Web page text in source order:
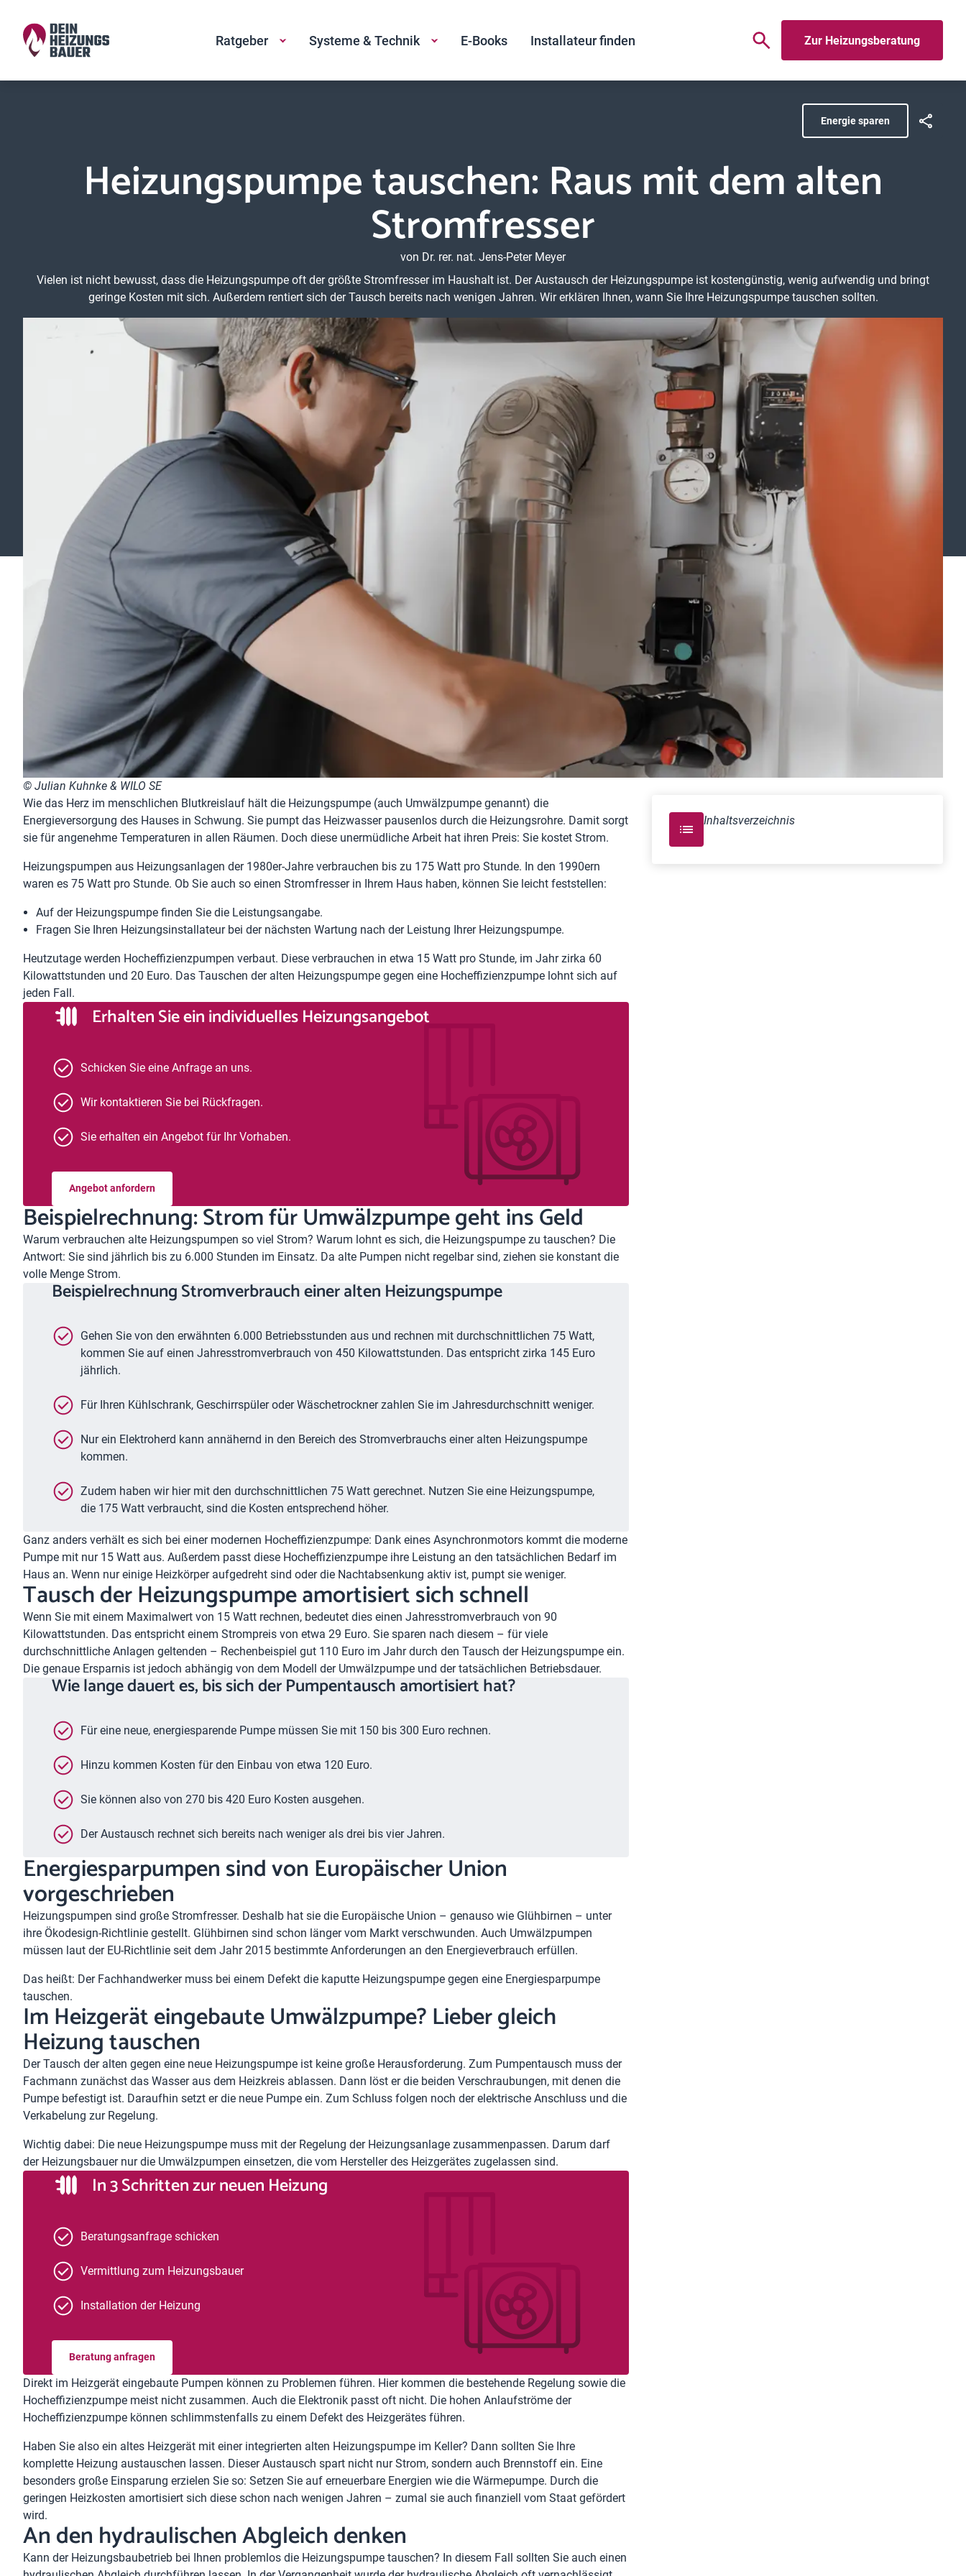
Ratgeber Systeme & Technik E-Books Installateur finden Zur Heizungsberatung
Energie sparen
Heizungspumpe tauschen: Raus mit dem alten
Stromfresser
von Dr. rer. nat. Jens-Peter Meyer
Vielen ist nicht bewusst, dass die Heizungspumpe oft der größte Stromfresser im Haushalt ist. Der Austausch der Heizungspumpe ist kostengünstig, wenig aufwendig und bringt
geringe Kosten mit sich. Außerdem rentiert sich der Tausch bereits nach wenigen Jahren. Wir erklären Ihnen, wann Sie Ihre Heizungspumpe tauschen sollten.
© Julian Kuhnke & WILO SE
Inhaltsverzeichnis
Wie das Herz im menschlichen Blutkreislauf hält die Heizungspumpe (auch Umwälzpumpe genannt) die
Energieversorgung des Hauses in Schwung. Sie pumpt das Heizwasser pausenlos durch die Heizungsrohre. Damit sorgt
sie für angenehme Temperaturen in allen Räumen. Doch diese unermüdliche Arbeit hat ihren Preis: Sie kostet Strom.
Heizungspumpen aus Heizungsanlagen der 1980er-Jahre verbrauchen bis zu 175 Watt pro Stunde. In den 1990ern
waren es 75 Watt pro Stunde. Ob Sie auch so einen Stromfresser in Ihrem Haus haben, können Sie leicht feststellen:
Auf der Heizungspumpe finden Sie die Leistungsangabe.
Fragen Sie Ihren Heizungsinstallateur bei der nächsten Wartung nach der Leistung Ihrer Heizungspumpe.
Heutzutage werden Hocheffizienzpumpen verbaut. Diese verbrauchen in etwa 15 Watt pro Stunde, im Jahr zirka 60
Kilowattstunden und 20 Euro. Das Tauschen der alten Heizungspumpe gegen eine Hocheffizienzpumpe lohnt sich auf
jeden Fall.
Erhalten Sie ein individuelles Heizungsangebot
Schicken Sie eine Anfrage an uns.
Wir kontaktieren Sie bei Rückfragen.
Sie erhalten ein Angebot für Ihr Vorhaben.
Angebot anfordern
Beispielrechnung: Strom für Umwälzpumpe geht ins Geld
Warum verbrauchen alte Heizungspumpen so viel Strom? Warum lohnt es sich, die Heizungspumpe zu tauschen? Die
Antwort: Sie sind jährlich bis zu 6.000 Stunden im Einsatz. Da alte Pumpen nicht regelbar sind, ziehen sie konstant die
volle Menge Strom.
Beispielrechnung Stromverbrauch einer alten Heizungspumpe
Gehen Sie von den erwähnten 6.000 Betriebsstunden aus und rechnen mit durchschnittlichen 75 Watt,
kommen Sie auf einen Jahresstromverbrauch von 450 Kilowattstunden. Das entspricht zirka 145 Euro
jährlich.
Für Ihren Kühlschrank, Geschirrspüler oder Wäschetrockner zahlen Sie im Jahresdurchschnitt weniger.
Nur ein Elektroherd kann annähernd in den Bereich des Stromverbrauchs einer alten Heizungspumpe
kommen.
Zudem haben wir hier mit den durchschnittlichen 75 Watt gerechnet. Nutzen Sie eine Heizungspumpe,
die 175 Watt verbraucht, sind die Kosten entsprechend höher.
Ganz anders verhält es sich bei einer modernen Hocheffizienzpumpe: Dank eines Asynchronmotors kommt die moderne
Pumpe mit nur 15 Watt aus. Außerdem passt diese Hocheffizienzpumpe ihre Leistung an den tatsächlichen Bedarf im
Haus an. Wenn nur einige Heizkörper aufgedreht sind oder die Nachtabsenkung aktiv ist, pumpt sie weniger.
Tausch der Heizungspumpe amortisiert sich schnell
Wenn Sie mit einem Maximalwert von 15 Watt rechnen, bedeutet dies einen Jahresstromverbrauch von 90
Kilowattstunden. Das entspricht einem Strompreis von etwa 29 Euro. Sie sparen nach diesem – für viele
durchschnittliche Anlagen geltenden – Rechenbeispiel gut 110 Euro im Jahr durch den Tausch der Heizungspumpe ein.
Die genaue Ersparnis ist jedoch abhängig von dem Modell der Umwälzpumpe und der tatsächlichen Betriebsdauer.
Wie lange dauert es, bis sich der Pumpentausch amortisiert hat?
Für eine neue, energiesparende Pumpe müssen Sie mit 150 bis 300 Euro rechnen.
Hinzu kommen Kosten für den Einbau von etwa 120 Euro.
Sie können also von 270 bis 420 Euro Kosten ausgehen.
Der Austausch rechnet sich bereits nach weniger als drei bis vier Jahren.
Energiesparpumpen sind von Europäischer Union
vorgeschrieben
Heizungspumpen sind große Stromfresser. Deshalb hat sie die Europäische Union – genauso wie Glühbirnen – unter
ihre Ökodesign-Richtlinie gestellt. Glühbirnen sind schon länger vom Markt verschwunden. Auch Umwälzpumpen
müssen laut der EU-Richtlinie seit dem Jahr 2015 bestimmte Anforderungen an den Energieverbrauch erfüllen.
Das heißt: Der Fachhandwerker muss bei einem Defekt die kaputte Heizungspumpe gegen eine Energiesparpumpe
tauschen.
Im Heizgerät eingebaute Umwälzpumpe? Lieber gleich
Heizung tauschen
Der Tausch der alten gegen eine neue Heizungspumpe ist keine große Herausforderung. Zum Pumpentausch muss der
Fachmann zunächst das Wasser aus dem Heizkreis ablassen. Dann löst er die beiden Verschraubungen, mit denen die
Pumpe befestigt ist. Daraufhin setzt er die neue Pumpe ein. Zum Schluss folgen noch der elektrische Anschluss und die
Verkabelung zur Regelung.
Wichtig dabei: Die neue Heizungspumpe muss mit der Regelung der Heizungsanlage zusammenpassen. Darum darf
der Heizungsbauer nur die Umwälzpumpen einsetzen, die vom Hersteller des Heizgerätes zugelassen sind.
In 3 Schritten zur neuen Heizung
Beratungsanfrage schicken
Vermittlung zum Heizungsbauer
Installation der Heizung
Beratung anfragen
Direkt im Heizgerät eingebaute Pumpen können zu Problemen führen. Hier kommen die bestehende Regelung sowie die
Hocheffizienzpumpe meist nicht zusammen. Auch die Elektronik passt oft nicht. Die hohen Anlaufströme der
Hocheffizienzpumpe können schlimmstenfalls zu einem Defekt des Heizgerätes führen.
Haben Sie also ein altes Heizgerät mit einer integrierten alten Heizungspumpe im Keller? Dann sollten Sie Ihre
komplette Heizung austauschen lassen. Dieser Austausch spart nicht nur Strom, sondern auch Brennstoff ein. Eine
besonders große Einsparung erzielen Sie so: Setzen Sie auf erneuerbare Energien wie die Wärmepumpe. Durch die
geringen Heizkosten amortisiert sich diese schon nach wenigen Jahren – zumal sie auch finanziell vom Staat gefördert
wird.
An den hydraulischen Abgleich denken
Kann der Heizungsbaubetrieb bei Ihnen problemlos die Heizungspumpe tauschen? In diesem Fall sollten Sie auch einen